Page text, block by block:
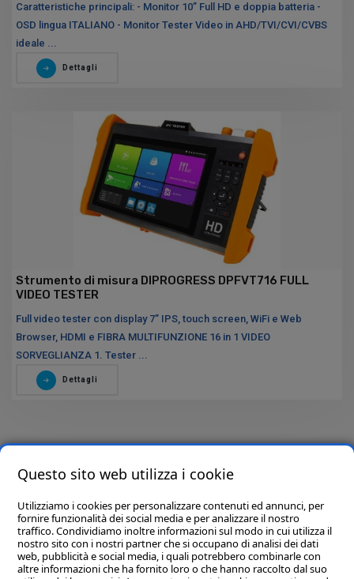
Caratteristiche principali: - Monitor 10” Full HD e doppia batteria -
OSD lingua ITALIANO - Monitor Tester Video in AHD/TVI/CVI/CVBS
ideale ...
Dettagli
Strumento di misura DIPROGRESS DPFVT716 FULL
VIDEO TESTER
Full video tester con display 7” IPS, touch screen, WiFi e Web
Browser, HDMI e FIBRA MULTIFUNZIONE 16 in 1 VIDEO
SORVEGLIANZA 1. Tester ...
Dettagli
Questo sito web utilizza i cookie
Utilizziamo i cookies per personalizzare contenuti ed annunci, per
fornire funzionalità dei social media e per analizzare il nostro
traffico. Condividiamo inoltre informazioni sul modo in cui utilizza il
nostro sito con i nostri partner che si occupano di analisi dei dati
web, pubblicità e social media, i quali potrebbero combinarle con
altre informazioni che ha fornito loro o che hanno raccolto dal suo